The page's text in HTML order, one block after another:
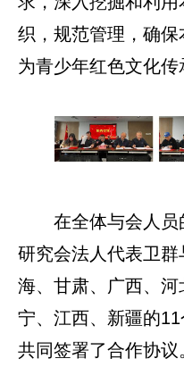
织，规范管理，确保
为青少年红色文化传
在全体与会人
研究会法人代表卫
海、甘肃、广西、
宁、江西、新疆的
共同签署了合作协议